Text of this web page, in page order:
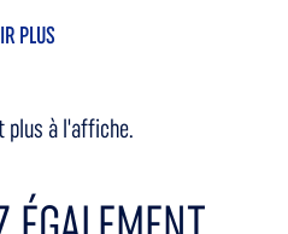
que le compositeur créera sa plus
PLUS
plus à l'affiche.